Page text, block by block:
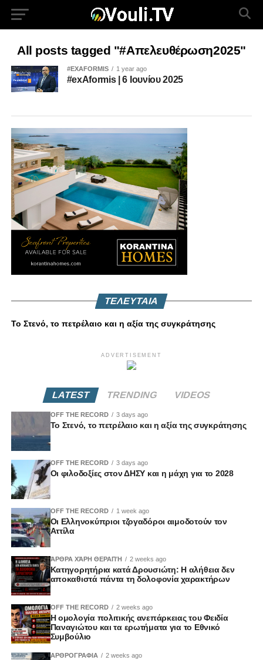
All posts tagged "#Απελευθέρωση2025"
#EXAFORMIS 1 year ago
#exAformis | 6 Ιουνίου 2025
ΤΕΛΕΥΤΑΙΑ
Το Στενό, το πετρέλαιο και η αξία της συγκράτησης
ADVERTISEMENT
LATEST TRENDING VIDEOS
OFF THE RECORD 3 days ago
Το Στενό, το πετρέλαιο και η αξία της συγκράτησης
OFF THE RECORD 3 days ago
Οι φιλοδοξίες στον ΔΗΣΥ και η μάχη για το 2028
OFF THE RECORD 1 week ago
Οι Ελληνοκύπριοι τζογαδόροι αιμοδοτούν τον
Αττίλα
ΆΡΘΡΑ ΧΆΡΗ ΘΕΡΑΠΉ 2 weeks ago
Κατηγορητήρια κατά Δρουσιώτη: Η αλήθεια δεν
αποκαθιστά πάντα τη δολοφονία χαρακτήρων
OFF THE RECORD 2 weeks ago
Η ομολογία πολιτικής ανεπάρκειας του Φειδία
Παναγιώτου και τα ερωτήματα για το Εθνικό
Συμβούλιο
ΑΡΘΡΟΓΡΑΦΙΑ 2 weeks ago